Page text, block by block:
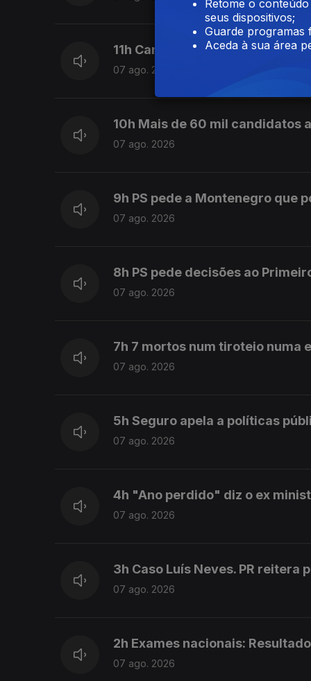
11h Candidaturas ao ensino
07 ago. 2026
10h Mais de 60 mil candidatos
07 ago. 2026
9h PS pede a Montenegro que
07 ago. 2026
8h PS pede decisões ao
07 ago. 2026
7h 7 mortos num tiroteio numa
07 ago. 2026
5h Seguro apela a políticas
07 ago. 2026
4h "Ano perdido" diz o ex
07 ago. 2026
3h Caso Luís Neves. PR
07 ago. 2026
2h Exames nacionais:
07 ago. 2026
Retome o
seus dispositivos;
Guarde programas
Aceda à sua área